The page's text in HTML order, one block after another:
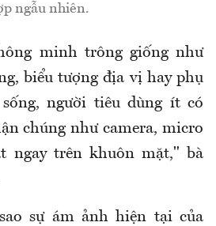
ngẫu nhiên.
minh trông giống như
biểu tượng địa vị hay phụ
người tiêu dùng ít có
chúng như camera, micro
ngay trên khuôn mặt," bà
sự ám ảnh hiện tại của